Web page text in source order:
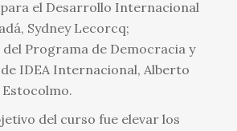
el Desarrollo Internacional
Sydney Lecorcq;
Programa de Democracia y
IDEA Internacional, Alberto
del curso fue elevar los